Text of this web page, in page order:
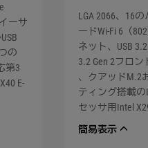
ーサ
の
第3
E-
LGA 2066、16
ードWi-Fi 6（
ネット、USB
3.2 Gen 2フロ
、クアッドM.2
ティング搭載の
セッサ用Intel
簡易表示